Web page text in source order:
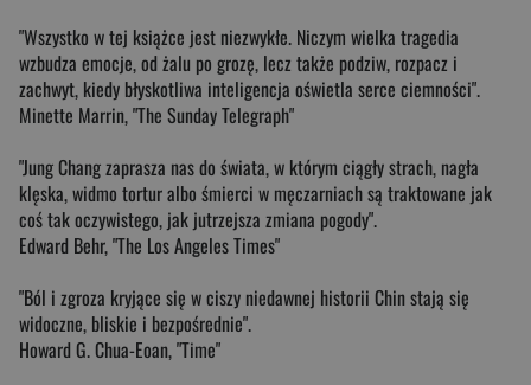
"Wszystko w tej książce jest niezwykłe. Niczym wielka tragedia
wzbudza emocje, od żalu po grozę, lecz także podziw, rozpacz i
zachwyt, kiedy błyskotliwa inteligencja oświetla serce ciemności".
Minette Marrin, "The Sunday Telegraph"
"Jung Chang zaprasza nas do świata, w którym ciągły strach, nagła
klęska, widmo tortur albo śmierci w męczarniach są traktowane jak
coś tak oczywistego, jak jutrzejsza zmiana pogody".
Edward Behr, "The Los Angeles Times"
"Ból i zgroza kryjące się w ciszy niedawnej historii Chin stają się
widoczne, bliskie i bezpośrednie".
Howard G. Chua-Eoan, "Time"